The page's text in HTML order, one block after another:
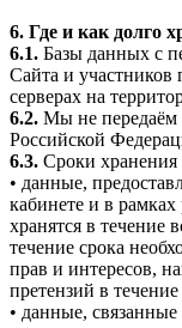
6. Где и как долго
6.1. Базы данных с
Сайта и участников
серверах на
6.2. Мы не передаём
Российской
6.3. Сроки хранения
• данные,
кабинете и в
хранятся в течение
течение срока
прав и интересов,
претензий в
• данные,